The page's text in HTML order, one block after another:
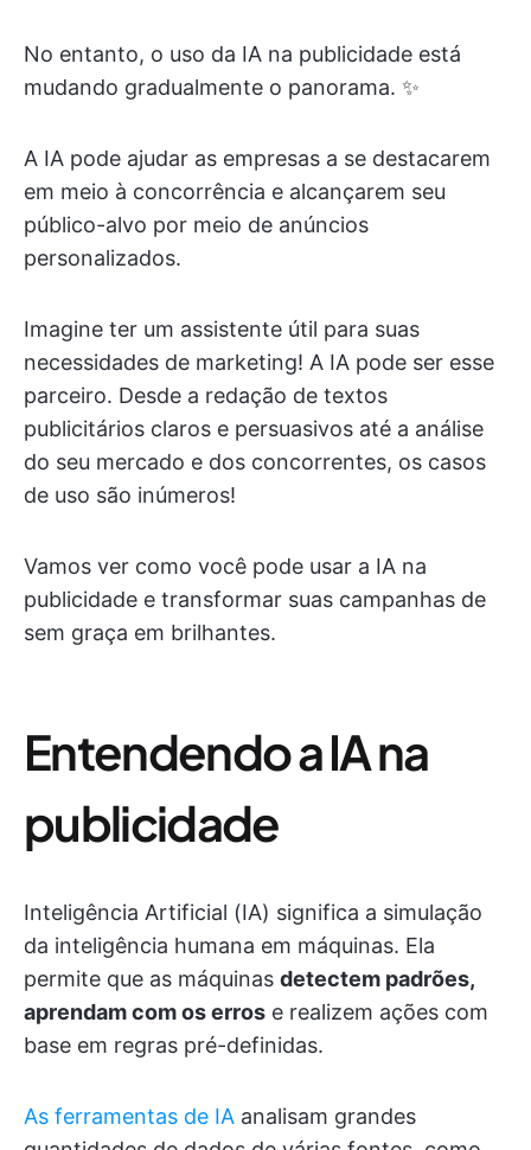
No entanto, o uso da IA na publicidade está
mudando gradualmente o panorama. ✨
A IA pode ajudar as empresas a se destacarem
em meio à concorrência e alcançarem seu
público-alvo por meio de anúncios
personalizados.
Imagine ter um assistente útil para suas
necessidades de marketing! A IA pode ser esse
parceiro. Desde a redação de textos
publicitários claros e persuasivos até a análise
do seu mercado e dos concorrentes, os casos
de uso são inúmeros!
Vamos ver como você pode usar a IA na
publicidade e transformar suas campanhas de
sem graça em brilhantes.
Entendendo a IA na
publicidade
Inteligência Artificial (IA) significa a simulação
da inteligência humana em máquinas. Ela
permite que as máquinas detectem padrões,
aprendam com os erros e realizem ações com
base em regras pré-definidas.
As ferramentas de IA analisam grandes